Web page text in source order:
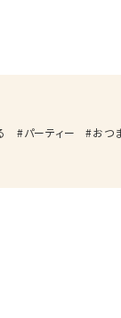
パーティー おつ